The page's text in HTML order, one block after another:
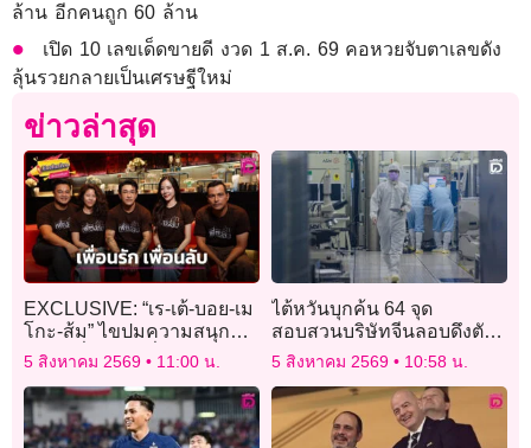
ล้าน อีกคนถูก 60 ล้าน
เปิด 10 เลขเด็ดขายดี งวด 1 ส.ค. 69 คอหวยจับตาเลขดัง
ลุ้นรวยกลายเป็นเศรษฐีใหม่
ข่าวล่าสุด
EXCLUSIVE: “เร-เต้-บอย-เม
โกะ-ส้ม” ไขปมความสนุก
ผ่าน “เพื่อนรัก เพื่อนลับ” รู้ทัน
5 สิงหาคม 2569 11:00 น.
ไต้หวันบุกค้น 64 จุด
สอบสวนบริษัทจีนลอบดึงตัว
บุคลากรไฮเทค
5 สิงหาคม 2569 10:58 น.